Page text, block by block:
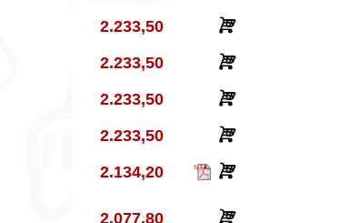
2.233,50
2.233,50
2.233,50
2.233,50
2.134,20
2.077,80